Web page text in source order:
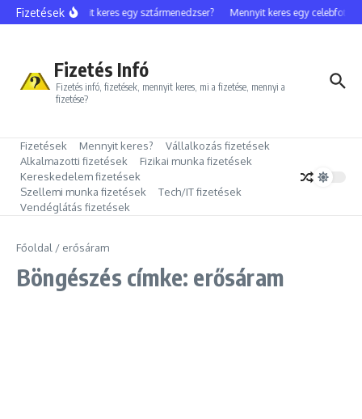
Ugrás a tartalomhoz
FizetésekMennyit keres egy sztármenedzser? Mennyit keres egy celebfotós?
Fizetés Infó
Fizetés infó, fizetések, mennyit keres, mi a fizetése, mennyi a
fizetése?
Fizetések Mennyit keres?
Vállalkozás fizetések
Alkalmazotti fizetések
Fizikai munka fizetések
Kereskedelem fizetések
Szellemi munka fizetések
Tech/IT fizetések
Vendéglátás fizetések
Főoldal / erősáram
Böngészés címke: erősáram